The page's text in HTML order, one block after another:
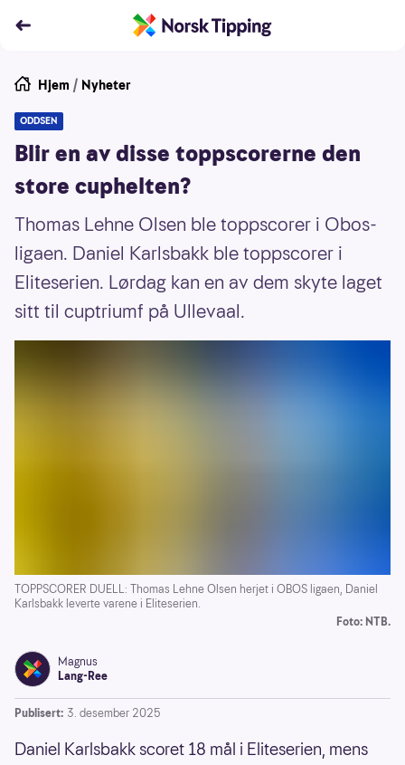
Hjem / Nyheter
ODDSEN
Blir en av disse toppscorerne den
store cuphelten?
Thomas Lehne Olsen ble toppscorer i Obos-
ligaen. Daniel Karlsbakk ble toppscorer i
Eliteserien. Lørdag kan en av dem skyte laget
sitt til cuptriumf på Ullevaal.
TOPPSCORER DUELL: Thomas Lehne Olsen herjet i OBOS ligaen, Daniel
Karlsbakk leverte varene i Eliteserien.
Foto: NTB.
Magnus
Lang-Ree
Publisert: 3. desember 2025
Daniel Karlsbakk scoret 18 mål i Eliteserien, mens